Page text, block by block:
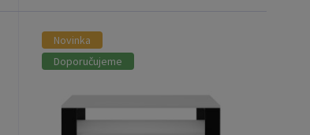
Novinka
Doporučujeme